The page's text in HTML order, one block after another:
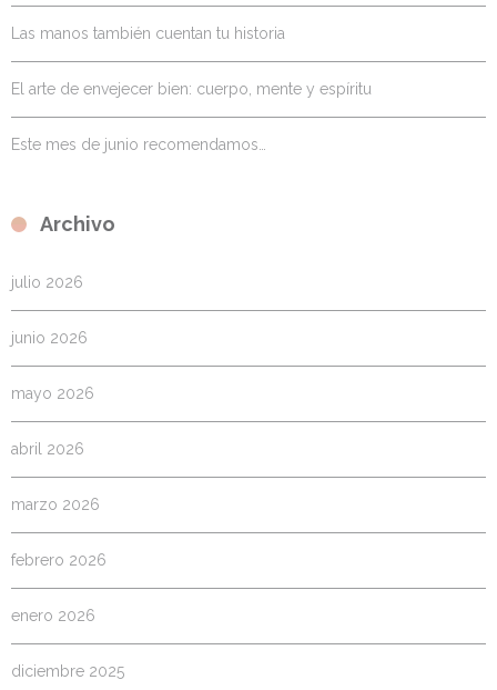
Las manos también cuentan tu historia
El arte de envejecer bien: cuerpo, mente y espíritu
Este mes de junio recomendamos…
Archivo
julio 2026
junio 2026
mayo 2026
abril 2026
marzo 2026
febrero 2026
enero 2026
diciembre 2025